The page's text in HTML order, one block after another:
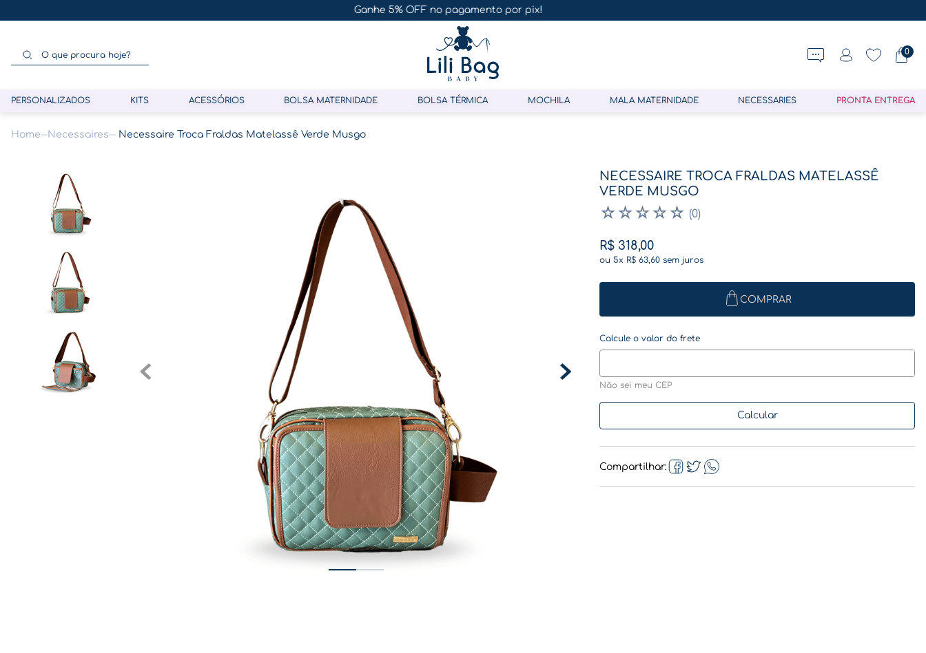
Parcele em até 10x sem juros no cartão de crédito
O que procura hoje? 0
PERSONALIZADOS KITS ACESSÓRIOS BOLSA MATERNIDADE BOLSA TÉRMICA MOCHILA MALA MATERNIDADE NECESSARIES PRONTA ENTREGA
Necessaires Necessaire Troca Fraldas Matelassê Verde Musgo
NECESSAIRE TROCA FRALDAS MATELASSÊ
VERDE MUSGO
☆☆☆☆☆ (0)
R$ 318,00
ou 5x R$ 63,60 sem juros
COMPRAR
Não sei meu CEP
Compartilhar
gestante
café
pasta
folha memórias barriga